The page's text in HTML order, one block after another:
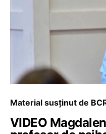
Material susținut de
VIDEO